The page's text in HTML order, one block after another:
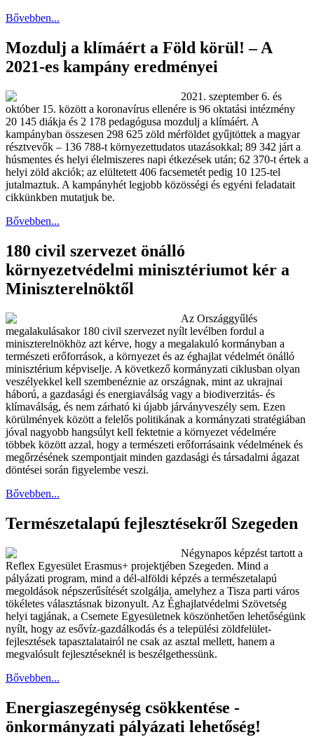
Bővebben...
Mozdulj a klímáért a Föld körül! – A
2021-es kampány eredményei
2021. szeptember 6. és
október 15. között a koronavírus ellenére is 96 oktatási intézmény
20 145 diákja és 2 178 pedagógusa mozdulj a klímáért. A
kampányban összesen 298 625 zöld mérföldet gyűjtöttek a magyar
résztvevők – 136 788-t környezettudatos utazásokkal; 89 342 járt a
húsmentes és helyi élelmiszeres napi étkezések után; 62 370-t értek a
helyi zöld akciók; az elültetett 406 facsemetét pedig 10 125-tel
jutalmaztuk. A kampányhét legjobb közösségi és egyéni feladatait
cikkünkben mutatjuk be.
Bővebben...
180 civil szervezet önálló
környezetvédelmi minisztériumot kér a
Miniszterelnöktől
Az Országgyűlés
megalakulásakor 180 civil szervezet nyílt levélben fordul a
miniszterelnökhöz azt kérve, hogy a megalakuló kormányban a
természeti erőforrások, a környezet és az éghajlat védelmét önálló
minisztérium képviselje. A következő kormányzati ciklusban olyan
veszélyekkel kell szembenéznie az országnak, mint az ukrajnai
háború, a gazdasági és energiaválság vagy a biodiverzitás- és
klímaválság, és nem zárható ki újabb járványveszély sem. Ezen
körülmények között a felelős politikának a kormányzati stratégiában
jóval nagyobb hangsúlyt kell fektetnie a környezet védelmére
többek között azzal, hogy a természeti erőforrásaink védelmének és
megőrzésének szempontjait minden gazdasági és társadalmi ágazat
döntései során figyelembe veszi.
Bővebben...
Természetalapú fejlesztésekről Szegeden
Négynapos képzést tartott a
Reflex Egyesület Erasmus+ projektjében Szegeden. Mind a
pályázati program, mind a dél-alföldi képzés a természetalapú
megoldások népszerűsítését szolgálja, amelyhez a Tisza parti város
tökéletes választásnak bizonyult. Az Éghajlatvédelmi Szövetség
helyi tagjának, a Csemete Egyesületnek köszönhetően lehetőségünk
nyílt, hogy az esővíz-gazdálkodás és a települési zöldfelület-
fejlesztések tapasztalatairól ne csak az asztal mellett, hanem a
megvalósult fejlesztéseknél is beszélgethessünk.
Bővebben...
Energiaszegénység csökkentése -
önkormányzati pályázati lehetőség!